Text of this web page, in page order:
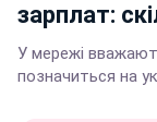
зарплат:
У мережі
позначиться на